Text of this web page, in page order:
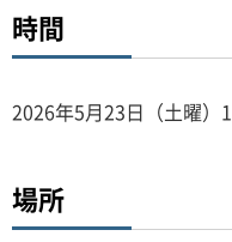
時間
2026年5月23日（土曜）
場所